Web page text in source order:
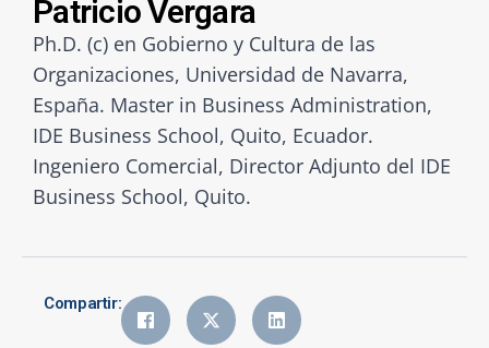
Patricio Vergara
Ph.D. (c) en Gobierno y Cultura de las
Organizaciones, Universidad de Navarra,
España. Master in Business Administration,
IDE Business School, Quito, Ecuador.
Ingeniero Comercial, Director Adjunto del IDE
Business School, Quito.
Compartir: